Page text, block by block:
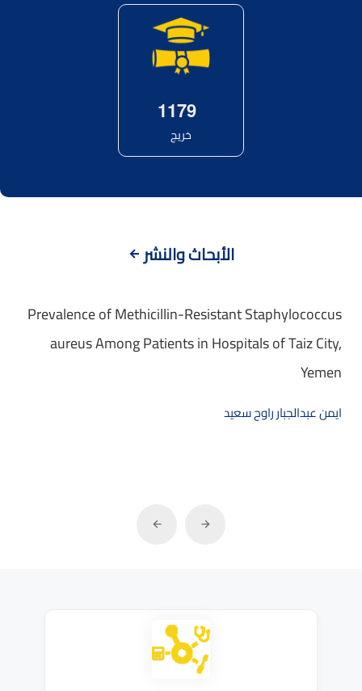
9
7
1
1
خريج
الأبحاث والنشر
Prevalence of Methicillin-Resistant Staphylococcus
aureus Among Patients in Hospitals of Taiz City,
Yemen
ايمن عبدالجبار راوح سعيد